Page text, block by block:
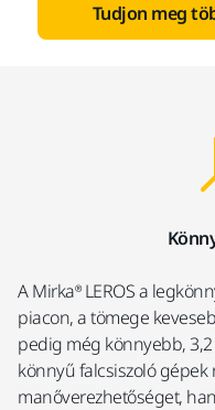
Tudjon meg
A Mirka® LEROS a
piacon, a tömege
pedig még könnyebb,
könnyű falcsiszoló gépek
manőverezhetőséget,